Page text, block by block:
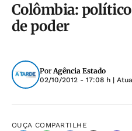
Colômbia:
de poder
PorAgência Estado
02/10/2012 - 17:08 h |
OUÇA COMPARTILHE